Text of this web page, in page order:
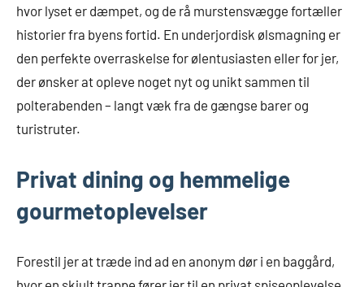
hvor lyset er dæmpet, og de rå murstensvægge fortæller
historier fra byens fortid. En underjordisk ølsmagning er
den perfekte overraskelse for ølentusiasten eller for jer,
der ønsker at opleve noget nyt og unikt sammen til
polterabenden – langt væk fra de gængse barer og
turistruter.
Privat dining og hemmelige
gourmetoplevelser
Forestil jer at træde ind ad en anonym dør i en baggård,